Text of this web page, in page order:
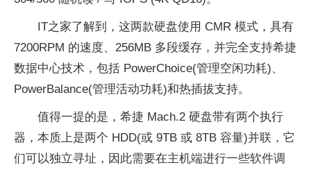
IT之家了解到，这两款硬盘使用 CMR 模式，具有
7200RPM 的速度、256MB 多段缓存，并完全支持希捷
数据中心技术，包括 PowerChoice(管理空闲功耗)、
PowerBalance(管理活动功耗)和热插拔支持。
值得一提的是，希捷 Mach.2 硬盘带有两个执行
器，本质上是两个 HDD(或 9TB 或 8TB 容量)并联，它
们可以独立寻址，因此需要在主机端进行一些软件调